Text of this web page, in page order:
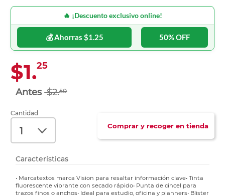
🔥 ¡Descuento exclusivo online!
💰 Ahorras $1.25 50% OFF
$1.25
$2.50
Cantidad
Comprar y recoger en tienda
Características
• Marcatextos marca Vision para resaltar información clave• Tinta
fluorescente vibrante con secado rápido• Punta de cincel para
trazos finos o anchos• Ideal para estudio, oficina y planners• Blister